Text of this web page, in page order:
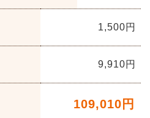
1,500円
9,910円
109,010 円